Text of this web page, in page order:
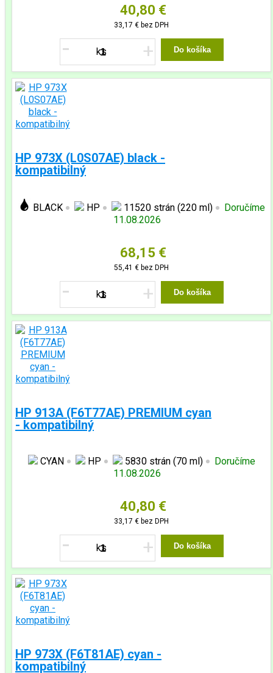
40,80 €
33,17 € bez DPH
- + Do košíka
HP 973X (L0S07AE) black -
kompatibilný
BLACK HP 11520 strán (220 ml)
Doručíme
11.08.2026
68,15 €
55,41 € bez DPH
- + Do košíka
HP 913A (F6T77AE) PREMIUM cyan
- kompatibilný
CYAN HP 5830 strán (70 ml)
Doručíme
11.08.2026
40,80 €
33,17 € bez DPH
- + Do košíka
HP 973X (F6T81AE) cyan -
kompatibilný